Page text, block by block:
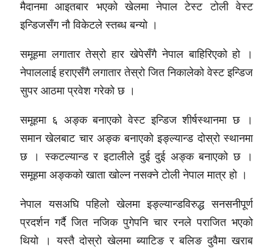
मैदानमा आइतबार भएको खेलमा नेपाल टेस्ट टोली वेस्ट
इन्डिजसँग नौ विकेटले स्तब्ध बन्यो ।
समूहमा लगातार तेस्रो हार खेपेसँगै नेपाल बाहिरिएको हो ।
नेपाललाई हराएसँगै लगातार तेस्रो जित निकालेको वेस्ट इन्डिज
सुपर आठमा प्रवेश गरेको छ ।
समूहमा ६ अङ्क बनाएको वेस्ट इन्डिज शीर्षस्थानमा छ ।
समान खेलबाट चार अङ्क बनाएको इङ्ल्यान्ड दोस्रो स्थानमा
छ । स्कटल्यान्ड र इटालीले दुई दुई अङ्क बनाएको छ ।
समूहमा अङ्कको खाता खोल्न नसक्ने टोली नेपाल मात्र हो ।
नेपाल यसअघि पहिलो खेलमा इङ्ल्यान्डविरुद्ध सनसनीपूर्ण
प्रदर्शन गर्दै जित नजिक पुगेपनि चार रनले पराजित भएको
थियो । यस्तै दोस्रो खेलमा ब्याटिङ र बलिङ दुवैमा खराब